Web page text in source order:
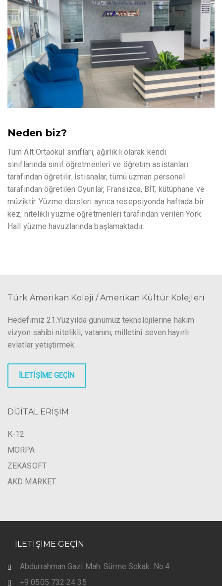
Neden biz?
Tüm Alt Ortaokul sınıfları, ağırlıklı olarak kendi
sınıflarında sınıf öğretmenleri ve öğretim asistanları
tarafından öğretilir. İstisnalar, tümü uzman personel
tarafından öğretilen Oyunlar, Fransızca, BİT, kütüphane ve
müziktir. Yüzme dersleri ayrıca resepsiyonda haftada bir
kez, nitelikli yüzme öğretmenleri tarafından verilen York
Hall yüzme havuzlarında başlamaktadır.
Türk Amerikan Koleji / Amerikan Kültür Kolejleri
Hedefimiz 21.Yüzyılda günümüz teknolojilerine hakim
vizyon sahibi nitelikli, vatanını, milletini seven hayırlı
evlatlar yetiştirmek.
İLETİŞİME GEÇİN
DİJİTAL ERİŞİM
K-12
MORPA
ZEKASOFT
AKD MARKET
İLETİŞİME GEÇİN
Abdurrahman Gazi Mah. Sürme Sokak. No:4
+9 0505 732 24 35